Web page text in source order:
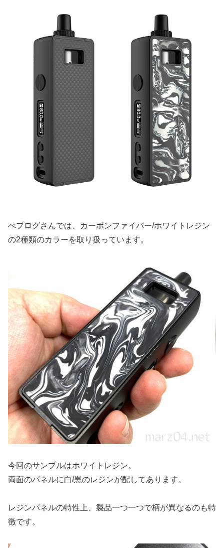
べプログさんでは、カーボンファイバー/ホワイトレジン
の2種類のカラーを取り扱っています。
今回のサンプルはホワイトレジン。
両面のパネルに白/黒のレジンが配してあります。
レジンパネルの特性上、製品一つ一つで柄が異なるのも特
徴です。